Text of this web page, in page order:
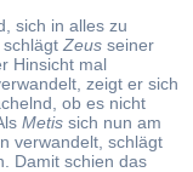
sich in alles zu
Zeus seiner
Hinsicht mal
zeigt er sich
ob es nicht
Metis sich nun am
verwandelt, schlägt
Damit schien das